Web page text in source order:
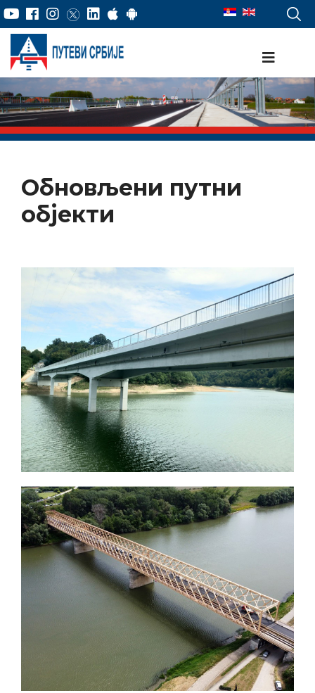
Обновљени путни
објекти